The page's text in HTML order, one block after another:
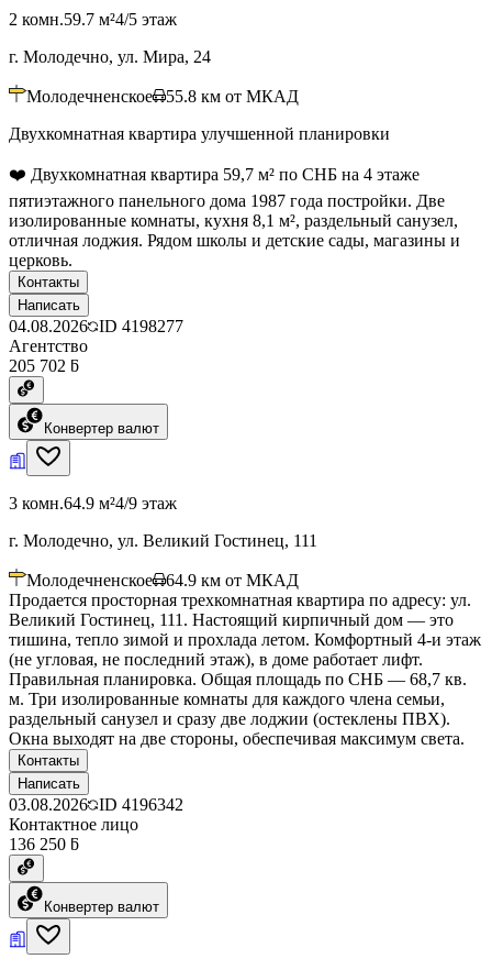
2 комн.59.7 м²4/5 этаж
г. Молодечно, ул. Мира, 24
Молодечненское 55.8 км от МКАД
Двухкомнатная квартира улучшенной планировки
❤️ Двухкомнатная квартира 59,7 м² по СНБ на 4 этаже
пятиэтажного панельного дома 1987 года постройки. Две
изолированные комнаты, кухня 8,1 м², раздельный санузел,
отличная лоджия. Рядом школы и детские сады, магазины и
церковь.
Контакты
Написать
04.08.2026 ID 4198277
Агентство
205 702 ƃ
Конвертер валют
3 комн.64.9 м²4/9 этаж
г. Молодечно, ул. Великий Гостинец, 111
Молодечненское 64.9 км от МКАД
Продается просторная трехкомнатная квартира по адресу: ул.
Великий Гостинец, 111. Настоящий кирпичный дом — это
тишина, тепло зимой и прохлада летом. Комфортный 4-и этаж
(не угловая, не последний этаж), в доме работает лифт.
Правильная планировка. Общая площадь по СНБ — 68,7 кв.
м. Три изолированные комнаты для каждого члена семьи,
раздельный санузел и сразу две лоджии (остеклены ПВХ).
Окна выходят на две стороны, обеспечивая максимум света.
Контакты
Написать
03.08.2026 ID 4196342
Контактное лицо
136 250 ƃ
Конвертер валют